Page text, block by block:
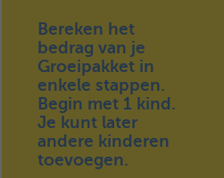
Bereken het
bedrag van je
Groeipakket in
enkele stappen.
Begin met 1 kind.
Je kunt later
andere kinderen
toevoegen.